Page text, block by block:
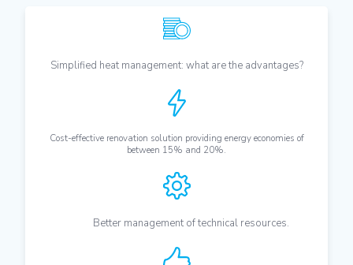
Simplified heat management: what are the advantages?
Cost-effective renovation solution providing energy economies of
between 15% and 20%.
Better management of technical resources.